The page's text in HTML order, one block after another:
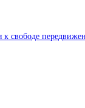
свободе